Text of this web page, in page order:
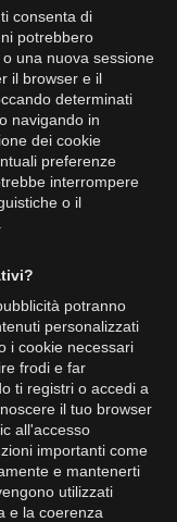
consenta di
potrebbero
una nuova sessione
il browser e il
determinati
navigando in
dei cookie
preferenze
interrompere
o il
potranno
personalizzati
i cookie necessari
frodi e far
ti registri o accedi a
il tuo browser
all'accesso
importanti come
e mantenerti
utilizzati
e la coerenza